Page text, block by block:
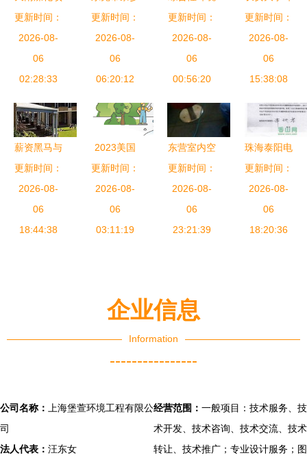
目 环境工
程治理水平
领跑行业先
锋
更新时间：
2026-08-
06
02:28:33
镇环保验收
手续全攻略
流程、样板
图与绿深环
服务
更新时间：
2026-08-
06
06:20:12
工程解决方
案在污水处
理领域的应
用——以徐
为例
更新时间：
2026-08-
06
00:56:20
工学院第三
届环境治理
知识竞赛圆
满落幕
更新时间：
2026-08-
06
15:38:08
薪资黑马与
全球竞技
双纽实验室
深度对比
——谁才是
更新时间：
2026-08-
06
18:44:38
2023美国
环境工程专
业研究生排
名前30与名
次变化分析
更新时间：
2026-08-
06
03:11:19
东营室内空
气污染检测
治理解决方
案 专业应
对装修异味
更新时间：
2026-08-
06
23:21:39
珠海泰阳电
子塑胶制品
建设项目竣
工环境保护
验收公示
更新时间：
2026-08-
06
18:20:36
企业信息
Information
----------------
公司名称：
上海堡萱环境工程有限公
司
法人代表： 汪东女
经营范围： 一般项目：技术服务、技
术开发、技术咨询、技术交流、技术
转让、技术推广；专业设计服务；图